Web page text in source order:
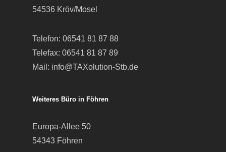
54536 Kröv/Mosel
Telefon: 06541 81 87 88
Telefax: 06541 81 87 89
Mail: info@TAXolution-Stb.de
Weiteres Büro in Föhren
Europa-Allee 50
54343 Föhren